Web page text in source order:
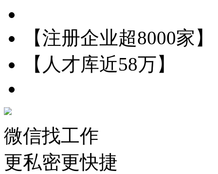
【注册企业超8000家】
【人才库近58万】
微信找工作
更私密更快捷